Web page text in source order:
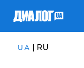
UA | RU